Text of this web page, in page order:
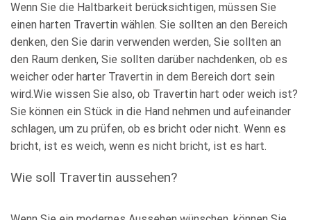
Wenn Sie die Haltbarkeit berücksichtigen, müssen Sie
einen harten Travertin wählen. Sie sollten an den Bereich
denken, den Sie darin verwenden werden, Sie sollten an
den Raum denken, Sie sollten darüber nachdenken, ob es
weicher oder harter Travertin in dem Bereich dort sein
wird.Wie wissen Sie also, ob Travertin hart oder weich ist?
Sie können ein Stück in die Hand nehmen und aufeinander
schlagen, um zu prüfen, ob es bricht oder nicht. Wenn es
bricht, ist es weich, wenn es nicht bricht, ist es hart.
Wie soll Travertin aussehen?